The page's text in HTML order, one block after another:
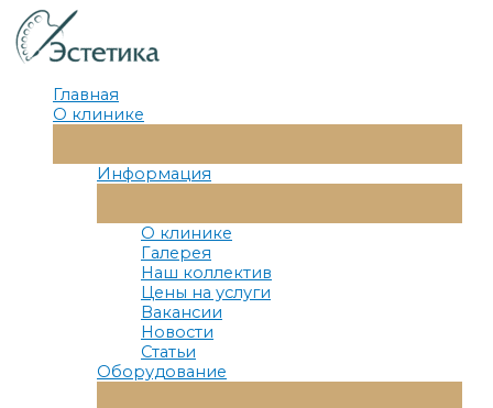
Перейти
к
содержимому
Главная
О клинике
Меню
Информация
Меню
О клинике
Галерея
Наш коллектив
Цены на услуги
Вакансии
Новости
Статьи
Оборудование